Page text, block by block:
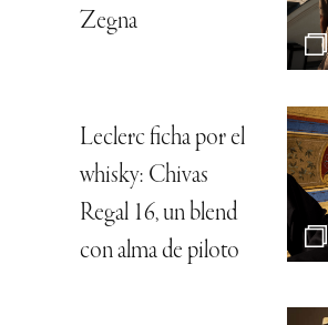
Zegna
Leclerc ficha por el
whisky: Chivas
Regal 16, un blend
con alma de piloto